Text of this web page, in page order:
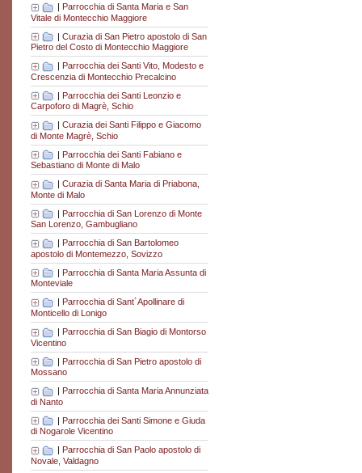
| Parrocchia di Santa Maria e San
Vitale di Montecchio Maggiore
| Curazia di San Pietro apostolo di San
Pietro del Costo di Montecchio Maggiore
| Parrocchia dei Santi Vito, Modesto e
Crescenzia di Montecchio Precalcino
| Parrocchia dei Santi Leonzio e
Carpoforo di Magrè, Schio
| Curazia dei Santi Filippo e Giacomo
di Monte Magrè, Schio
| Parrocchia dei Santi Fabiano e
Sebastiano di Monte di Malo
Curazia di Santa Maria di Priabona,
Monte di Malo
| Parrocchia di San Lorenzo di Monte
San Lorenzo, Gambugliano
Parrocchia di San Bartolomeo
apostolo di Montemezzo, Sovizzo
| Parrocchia di Santa Maria Assunta di
Monteviale
Parrocchia di Sant´Apollinare di
Monticello di Lonigo
| Parrocchia di San Biagio di Montorso
Vicentino
| Parrocchia di San Pietro apostolo di
Mossano
| Parrocchia di Santa Maria Annunziata
di Nanto
| Parrocchia dei Santi Simone e Giuda
di Nogarole Vicentino
| Parrocchia di San Paolo apostolo di
Novale, Valdagno